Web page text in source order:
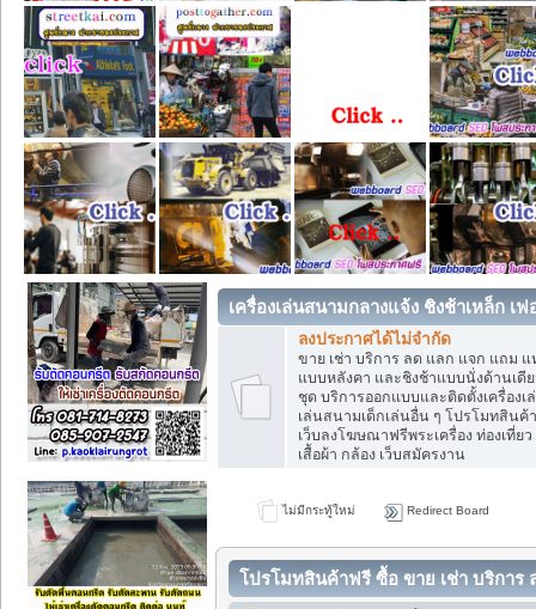
เครื่องเล่นสนามกลางแจ้ง ชิงช้าเหล็ก
ไม่เข้าในหมวดหมู่
ลงประกาศได้ไม่จำกัด
ขาย เช่า บริการ ลด แลก แจก แถม แ
แบบหลังคา และชิงช้าแบบนั่งด้านเดี
ชุด บริการออกแบบและติดตั้งเครื่อง
เล่นสนามเด็กเล่นอื่น ๆ โปรโมทสินค้
เว็บลงโฆษณาฟรีพระเครื่อง ท่องเที่ยว
เสื้อผ้า กล้อง เว็บสมัครงาน
ไม่มีกระทู้ใหม่ Redirect Board
โปรโมทสินค้าฟรี ซื้อ ขาย เช่า บริกา